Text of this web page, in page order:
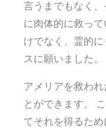
言うまでもなく
に肉体的に救っ
けでなく、霊的
スに願いました。
アメリアを救わ
とができます。
てそれを得るた